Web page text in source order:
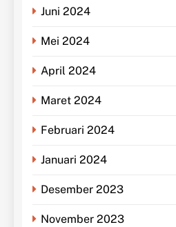
Juni 2024
Mei 2024
April 2024
Maret 2024
Februari 2024
Januari 2024
Desember 2023
November 2023